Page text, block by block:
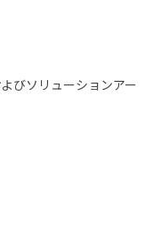
びソリューションアー
高かつ最適な提案をで